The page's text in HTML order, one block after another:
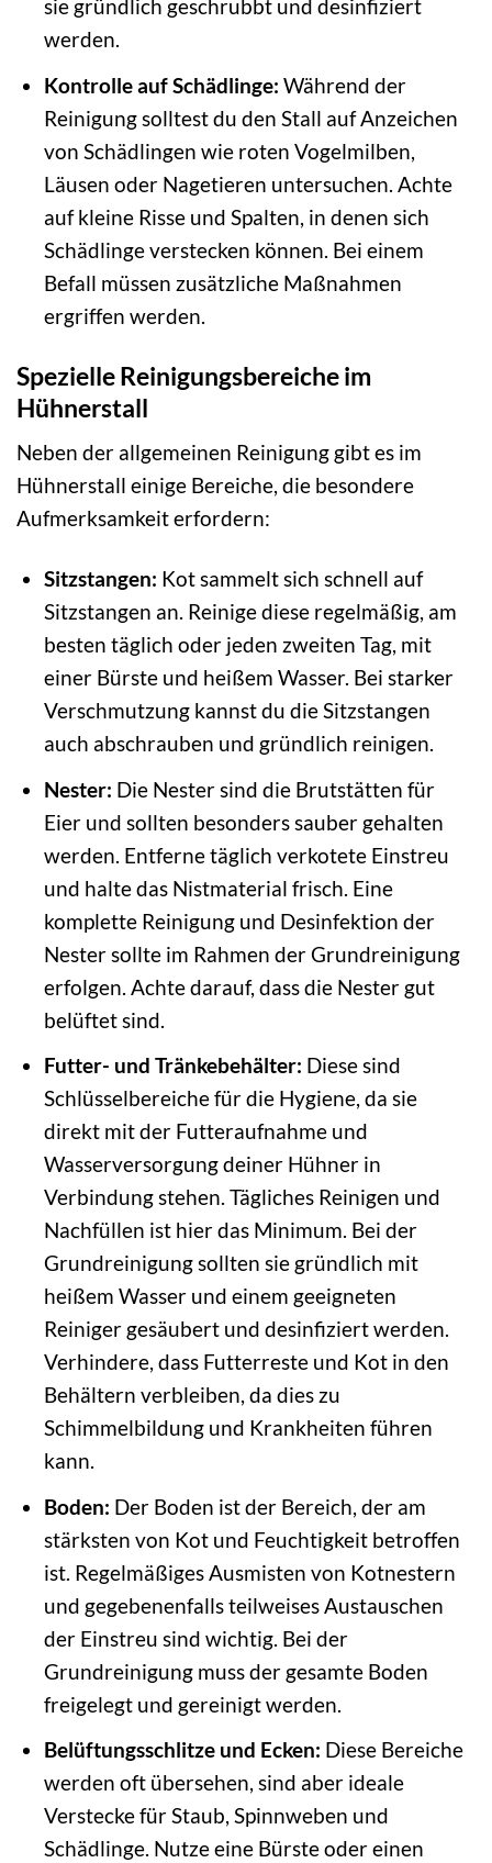
sie gründlich geschrubbt und desinfiziert
werden.
Kontrolle auf Schädlinge: Während der
Reinigung solltest du den Stall auf Anzeichen
von Schädlingen wie roten Vogelmilben,
Läusen oder Nagetieren untersuchen. Achte
auf kleine Risse und Spalten, in denen sich
Schädlinge verstecken können. Bei einem
Befall müssen zusätzliche Maßnahmen
ergriffen werden.
Spezielle Reinigungsbereiche im
Hühnerstall
Neben der allgemeinen Reinigung gibt es im
Hühnerstall einige Bereiche, die besondere
Aufmerksamkeit erfordern:
Sitzstangen: Kot sammelt sich schnell auf
Sitzstangen an. Reinige diese regelmäßig, am
besten täglich oder jeden zweiten Tag, mit
einer Bürste und heißem Wasser. Bei starker
Verschmutzung kannst du die Sitzstangen
auch abschrauben und gründlich reinigen.
Nester: Die Nester sind die Brutstätten für
Eier und sollten besonders sauber gehalten
werden. Entferne täglich verkotete Einstreu
und halte das Nistmaterial frisch. Eine
komplette Reinigung und Desinfektion der
Nester sollte im Rahmen der Grundreinigung
erfolgen. Achte darauf, dass die Nester gut
belüftet sind.
Futter- und Tränkebehälter: Diese sind
Schlüsselbereiche für die Hygiene, da sie
direkt mit der Futteraufnahme und
Wasserversorgung deiner Hühner in
Verbindung stehen. Tägliches Reinigen und
Nachfüllen ist hier das Minimum. Bei der
Grundreinigung sollten sie gründlich mit
heißem Wasser und einem geeigneten
Reiniger gesäubert und desinfiziert werden.
Verhindere, dass Futterreste und Kot in den
Behältern verbleiben, da dies zu
Schimmelbildung und Krankheiten führen
kann.
Boden: Der Boden ist der Bereich, der am
stärksten von Kot und Feuchtigkeit betroffen
ist. Regelmäßiges Ausmisten von Kotnestern
und gegebenenfalls teilweises Austauschen
der Einstreu sind wichtig. Bei der
Grundreinigung muss der gesamte Boden
freigelegt und gereinigt werden.
Belüftungsschlitze und Ecken: Diese Bereiche
werden oft übersehen, sind aber ideale
Verstecke für Staub, Spinnweben und
Schädlinge. Nutze eine Bürste oder einen